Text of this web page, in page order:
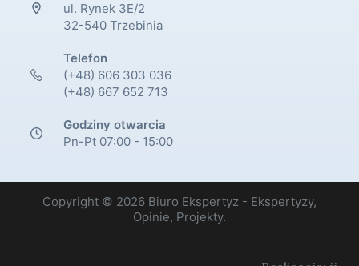
ul. Rynek 3E/2
32-540 Trzebinia
Telefon
(+48) 606 303 036
(+48) 667 652 713
Godziny otwarcia
Pn-Pt 07:00 - 15:00
Copyright © 2026 Biuro Ekspertyz - Ekspertyzy,
Opinie, Projekty.